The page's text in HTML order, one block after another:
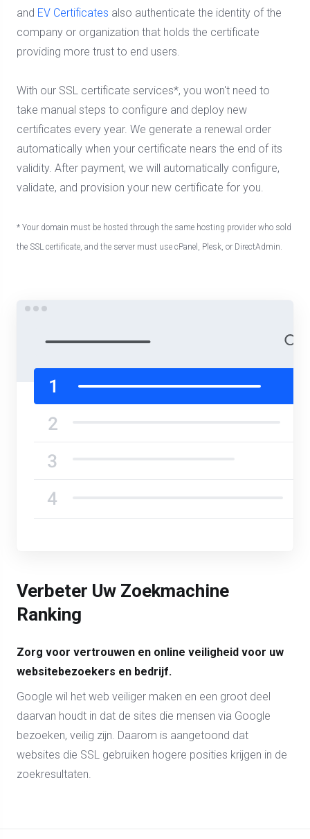
and EV Certificates also authenticate the identity of the
company or organization that holds the certificate
providing more trust to end users.
With our SSL certificate services*, you won't need to
take manual steps to configure and deploy new
certificates every year. We generate a renewal order
automatically when your certificate nears the end of its
validity. After payment, we will automatically configure,
validate, and provision your new certificate for you.
* Your domain must be hosted through the same hosting provider who sold
the SSL certificate, and the server must use cPanel, Plesk, or DirectAdmin.
Verbeter Uw Zoekmachine
Ranking
Zorg voor vertrouwen en online veiligheid voor uw
websitebezoekers en bedrijf.
Google wil het web veiliger maken en een groot deel
daarvan houdt in dat de sites die mensen via Google
bezoeken, veilig zijn. Daarom is aangetoond dat
websites die SSL gebruiken hogere posities krijgen in de
zoekresultaten.